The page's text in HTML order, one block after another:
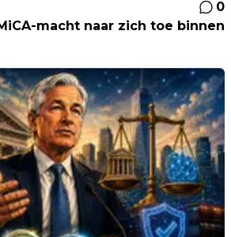
0
macht naar zich toe binnen